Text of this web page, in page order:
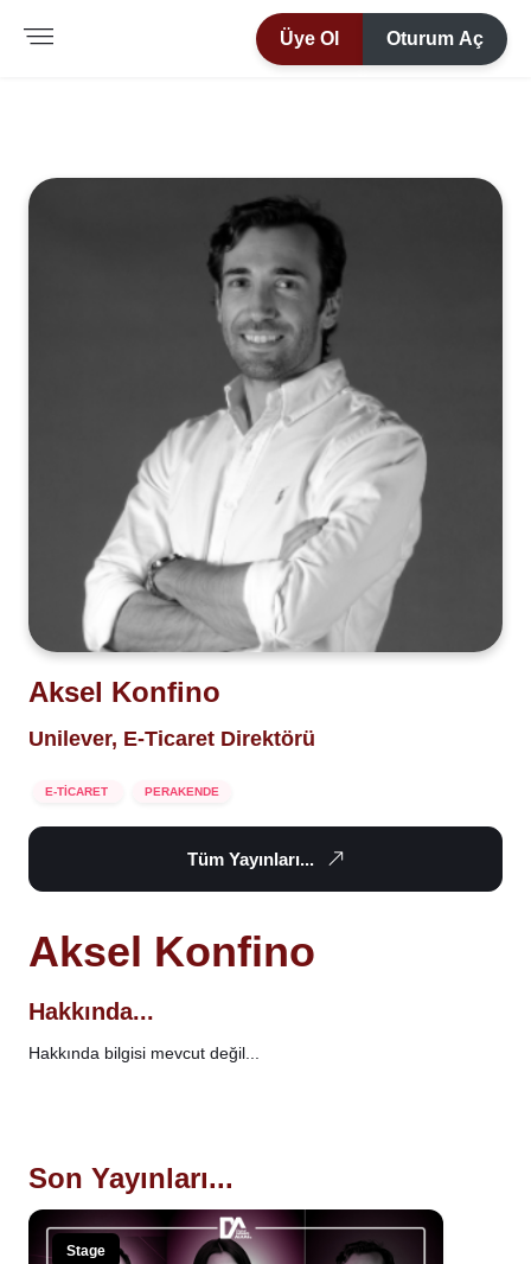
Üye Ol Oturum Aç
Aksel Konfino
Unilever, E-Ticaret Direktörü
E-TİCARET PERAKENDE
Tüm Yayınları...
Aksel Konfino
Hakkında...
Hakkında bilgisi mevcut değil...
Son Yayınları...
Stage